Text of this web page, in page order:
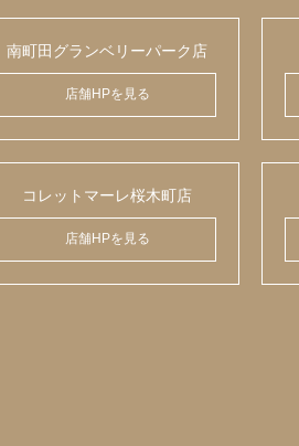
南町田グランベリーパーク店
店舗HPを見る
コレットマーレ桜木町店
店舗HPを見る